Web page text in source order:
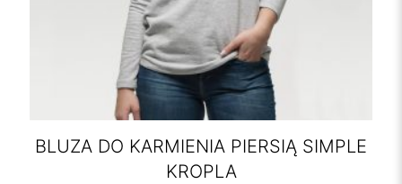
BLUZA DO KARMIENIA PIERSIĄ SIMPLE
KROPLA